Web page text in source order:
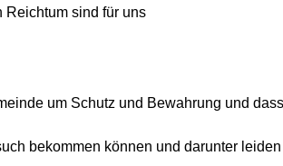
Reichtum sind für uns
um Schutz und Bewahrung und
bekommen können und darunter leiden